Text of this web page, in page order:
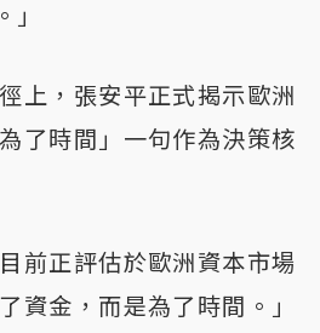
上，張安平正式揭示歐洲
了時間」一句作為決策核
前正評估於歐洲資本市場
資金，而是為了時間。」